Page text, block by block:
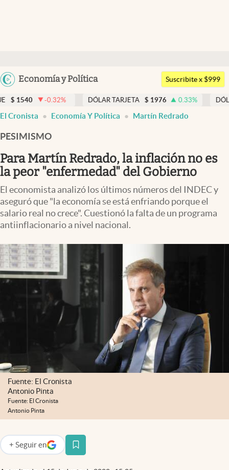
Argentina
Uruguay
Economía y Política
Members
Economía y Política
Finanzas y Mercados
Mercados Online
Negocios
Columnistas
Apertura
Clase
Clima
Mundial 2026
Eventos Corporativos
abre en nueva pestaña
Argentina
Suscribite x $999
% DÓLAR TARJETA $ 1976 0.33 % DÓLAR MEP
El Cronista Economía Y Política Martín Redrado
PESIMISMO
Para Martín Redrado, la inflación no es
la peor "enfermedad" del Gobierno
El economista analizó los últimos números del INDEC y
aseguró que "la economía se está enfriando porque el
salario real no crece". Cuestionó la falta de un programa
antiinflacionario a nivel nacional.
Fuente: El Cronista
Antonio Pinta
Fuente: El Cronista
Antonio Pinta
+ Seguir en
abre en nueva pestaña